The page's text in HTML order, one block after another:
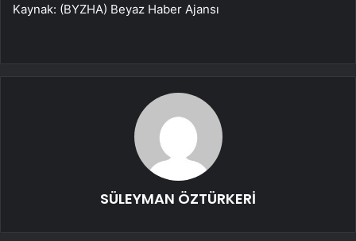
Kaynak: (BYZHA) Beyaz Haber Ajansı
SÜLEYMAN ÖZTÜRKERİ